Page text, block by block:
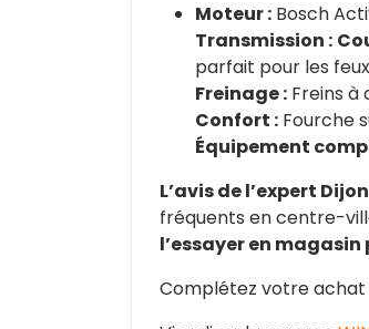
Moteur : Bosch
Transmission :
parfait pour les
Freinage : Freins à
Confort : Fourche
Équipement
L’avis de l’expert
fréquents en centre-
l’essayer en
Complétez votre achat